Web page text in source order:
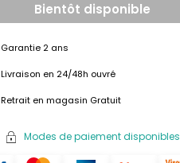
Bientôt disponible
Garantie 2 ans
Livraison en 24/48h ouvré
Retrait en magasin Gratuit
Modes de paiement disponibles